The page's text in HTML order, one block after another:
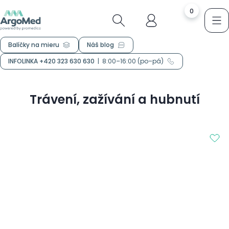
0
Balíčky na mieru
Náš blog
INFOLINKA +420 323 630 630 | 8:00–16:00 (po–pá)
Trávení, zažívání a hubnutí